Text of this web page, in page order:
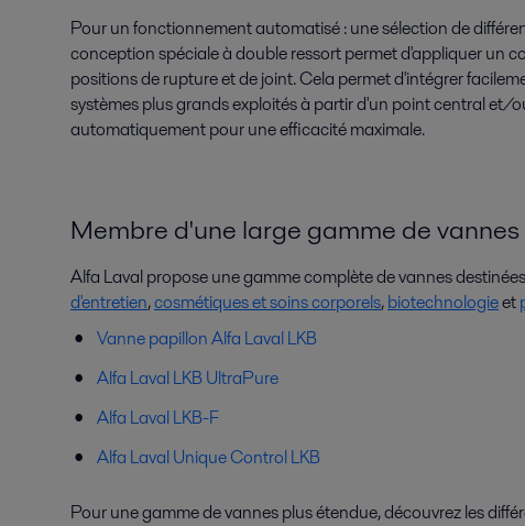
Pour un fonctionnement automatisé : une sélection de
conception spéciale à double ressort permet d'appliquer un
positions de rupture et de joint. Cela permet d'intégrer
systèmes plus grands exploités à partir d'un point central et/
automatiquement pour une efficacité maximale.
Membre d'une large gamme de vannes
Alfa Laval propose une gamme complète de vannes
d'entretien,cosmétiques et soins corporels,biotechnologieet
Vanne papillon Alfa Laval LKB
Alfa LavalLKB UltraPure
Alfa LavalLKB-F
Alfa LavalUnique Control LKB
Pour une gamme de vannes plus étendue, découvrez les